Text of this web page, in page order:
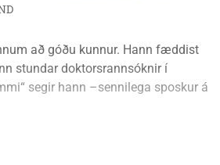
að góðu kunnur. Hann fæddist
stundar doktorsrannsóknir í
segir hann –sennilega sposkur á